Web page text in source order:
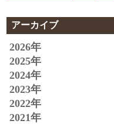
アーカイブ
2026年
2025年
2024年
2023年
2022年
2021年